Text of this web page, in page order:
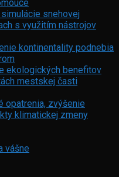
snehovej
s využitím nástrojov
kontinentality podnebia
ekologických benefitov
mestskej časti
opatrenia, zvýšenie
klimatickej zmeny
vášne